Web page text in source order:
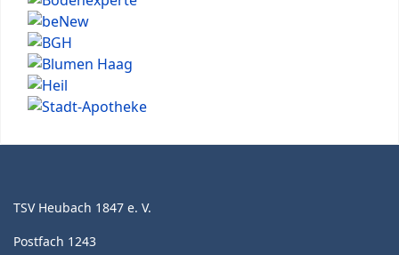
TSV Heubach 1847 e. V.
Postfach 1243